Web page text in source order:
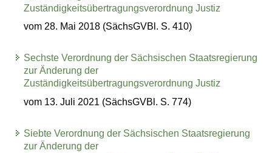
Zuständigkeitsübertragungsverordnung Justiz
vom 28. Mai 2018 (SächsGVBl. S. 410)
Sechste Verordnung der Sächsischen Staatsregierung
zur Änderung der
Zuständigkeitsübertragungsverordnung Justiz
vom 13. Juli 2021 (SächsGVBl. S. 774)
Siebte Verordnung der Sächsischen Staatsregierung
zur Änderung der